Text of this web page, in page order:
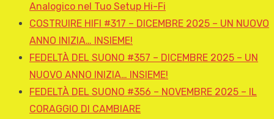
Analogico nel Tuo Setup Hi-Fi
COSTRUIRE HIFI #317 – DICEMBRE 2025 – UN NUOVO
ANNO INIZIA… INSIEME!
FEDELTÀ DEL SUONO #357 – DICEMBRE 2025 – UN
NUOVO ANNO INIZIA… INSIEME!
FEDELTÀ DEL SUONO #356 – NOVEMBRE 2025 – IL
CORAGGIO DI CAMBIARE